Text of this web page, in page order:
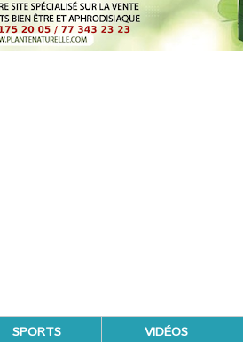
SPORTS VIDÉOS